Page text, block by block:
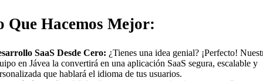
Que Hacemos Mejor:
SaaS Desde Cero: ¿Tienes una idea genial? ¡Perfecto!
en Jávea la convertirá en una aplicación SaaS segura, escalable y
que hablará el idioma de tus usuarios.